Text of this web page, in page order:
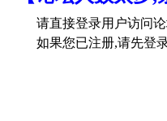
请直接登录用户访问
如果您已注册,请先登